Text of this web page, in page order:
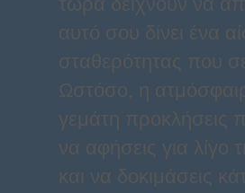
αυτό σου δίνει ένα
σταθερότητας που
Ωστόσο, η
γεμάτη προκλήσεις
να αφήσεις για λίγο
και να δοκιμάσεις